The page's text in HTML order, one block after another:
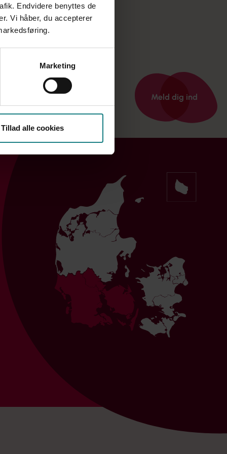
Endvidere benyttes de
Vi håber, du accepterer
Marketing
Tillad alle cookies
Meld dig ind